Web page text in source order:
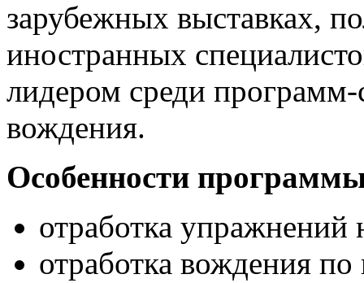
зарубежных выставках,
иностранных
лидером среди
вождения.
Особенности
отработка упражнений
отработка вождения